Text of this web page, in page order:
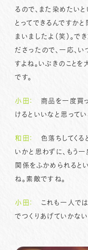
るので、また染めたい
とってできるんですかと
まいましたよ（笑）。で
ださったので、一応、
すよね。いぶきのこと
です。
小田：
商品を一度買っ
けるといいなと思ってい
和田：
色落ちしてくる
いかと思わずに、もう
関係をふかめられると
ね。素敵ですね。
小田：
これも一人では
でつくりあげていかな